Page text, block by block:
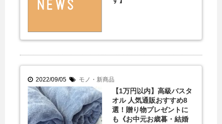
2022/09/05 モノ・新商品
【1万円以内】高級バスタ
オル 人気通販おすすめ8
選！贈り物プレゼントに
も《お中元お歳暮・結婚